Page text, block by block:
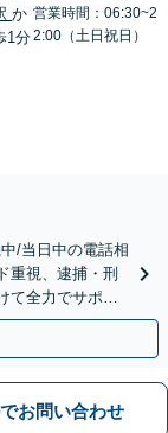
か
1分
営業時間：06:30~2
2:00（土日祝日）
/当日中の電話相
重視、逮捕・刑
て全力でサポー
お問い合わせ